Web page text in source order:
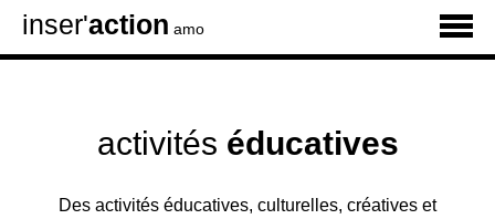
inser'action amo
activités éducatives
Des activités éducatives, culturelles, créatives et